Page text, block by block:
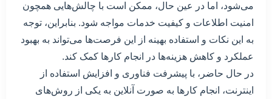
می‌شود، اما در عین حال، ممکن است با چالش‌هایی همچون
امنیت اطلاعات و کیفیت خدمات مواجه شود. بنابراین، توجه
به این نکات و استفاده بهینه از این فرصت‌ها می‌تواند به بهبود
عملکرد و کاهش هزینه‌ها در انجام کارها کمک کند.
در حال حاضر، با پیشرفت فناوری و افزایش استفاده از
اینترنت، انجام کارها به صورت آنلاین به یکی از روش‌های